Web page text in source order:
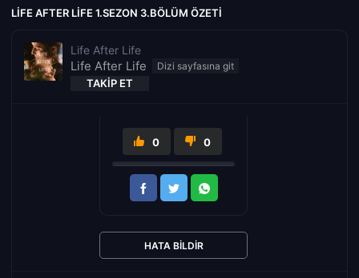
LIFE AFTER LIFE 1.SEZON 3.BÖLÜM ÖZETI
Life After Life
Life After Life
TAKIP ET
0 0
HATA BILDIR